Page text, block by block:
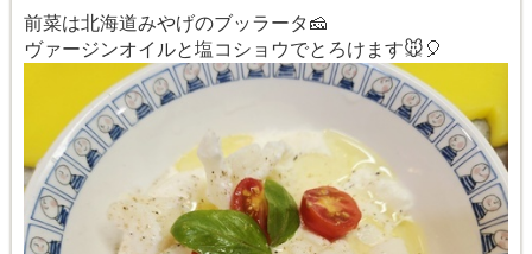
前菜は北海道みやげのブッラータ🧀
ヴァージンオイルと塩コショウでとろけます🐭🎈